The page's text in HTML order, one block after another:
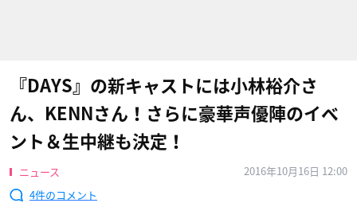
『DAYS』の新キャストには小林裕介さ
ん、KENNさん！さらに豪華声優陣のイベ
ント＆生中継も決定！
ニュース
2016年10月16日 12:00
4